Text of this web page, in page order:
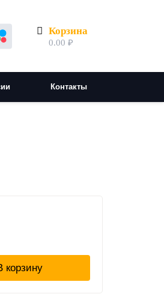
Корзина
0.00 ₽
Контакты
корзину